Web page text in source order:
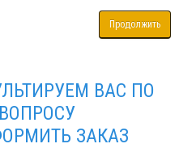
Продолжить
ВАС ПО
ЗАКАЗ